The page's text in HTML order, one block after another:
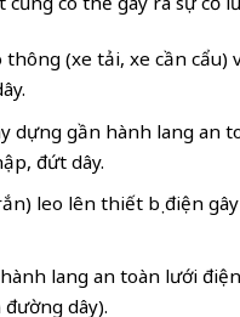
(xe tải, xe cần cẩu)
dựng gần hành lang an
đứt dây.
leo lên thiết bị điện
lang an toàn lưới
dây).